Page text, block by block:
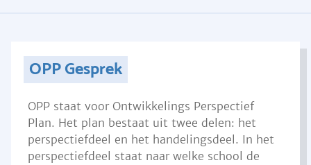
OPP Gesprek
OPP staat voor Ontwikkelings Perspectief
Plan. Het plan bestaat uit twee delen: het
perspectiefdeel en het handelingsdeel. In het
perspectiefdeel staat naar welke school de